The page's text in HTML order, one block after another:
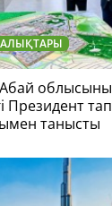
Президент
танысты